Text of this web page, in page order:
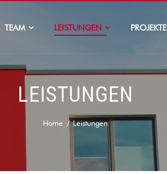
TEAM LEISTUNGEN PROJEKTE
LEISTUNGEN
Home Leistungen